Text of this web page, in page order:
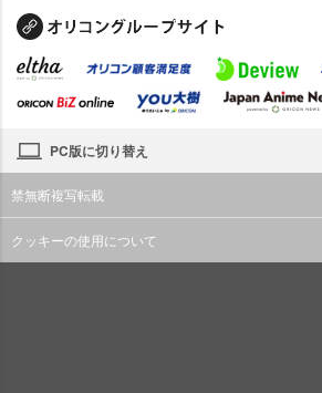
PC版に切り替え
禁無断複写転載
クッキーの使用について